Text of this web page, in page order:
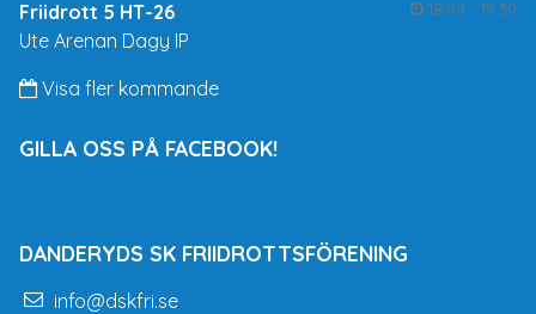
Friidrott 5 HT-26
18:00 - 19:30
Ute Arenan Dagy IP
Visa fler kommande
GILLA OSS PÅ FACEBOOK!
DANDERYDS SK FRIIDROTTSFÖRENING
info@dskfri.se